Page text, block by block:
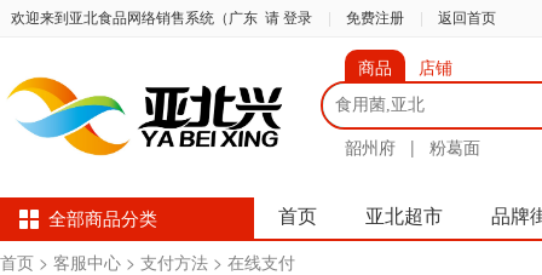
欢迎来到亚北食品网络销售系统（广东 请 登录 免费注册 返回首页
商品 店铺
韶州府 | 粉葛面
全部商品分类 首页 亚北超市 品牌
首页 > 客服中心 > 支付方法 > 在线支付